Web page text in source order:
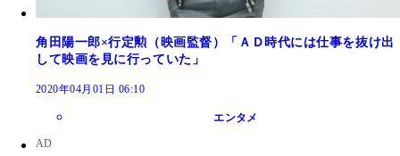
角田陽一郎×行定勲（映画監督）「ＡＤ時代には仕事を抜け出
して映画を見に行っていた」
2020年04月01日 06:10
エンタメ